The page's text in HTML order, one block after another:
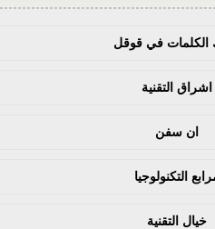
في قوقل
اشراق التقنية
ان سفن
التكنولوجيا
خيال التقنية